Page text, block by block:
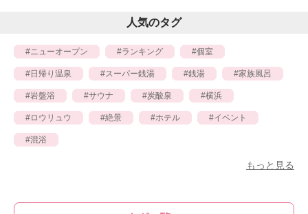
人気のタグ
ニューオープン ランキング 個室
日帰り温泉 スーパー銭湯 銭湯 家族風呂
岩盤浴 サウナ 炭酸泉 横浜
ロウリュウ 絶景 ホテル イベント
混浴
もっと見る